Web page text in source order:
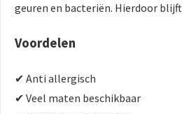
geuren en bacteriën. Hierdoor
Voordelen
✔ Anti allergisch
✔ Veel maten beschikbaar